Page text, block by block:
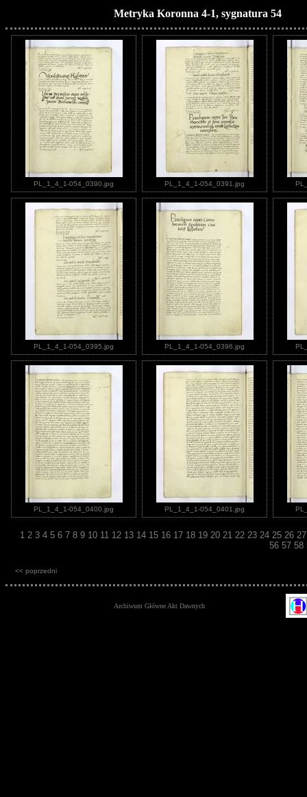
Metryka Koronna 4-1, sygnatura 54
PL_1_4_1-054_0390.jpg PL_1_4_1-054_0391.jpg
PL_1_4_1-054_0395.jpg PL_1_4_1-054_0396.jpg
PL_1_4_1-054_0400.jpg PL_1_4_1-054_0401.jpg
1 2 3 4 5 6 7 8 9 10 11 12 13 14 15 16 17 18 19 20 21 22 23 24 25 26
56 57 58
<< poprzedni
Archiwum Główne Akt Dawnych